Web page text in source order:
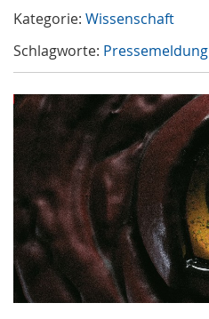
Kategorie: Wissenschaft
Schlagworte: Pressemeldung